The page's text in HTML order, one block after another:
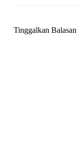
Tinggalkan Balasan